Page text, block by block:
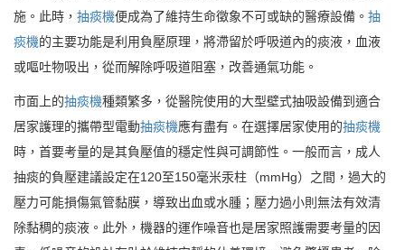
施。此時， 抽痰機便成為了維持生命徵象不可或缺的醫療設備。 抽
痰機的主要功能是利用負壓原理，將滯留於呼吸道內的痰液，血液
或嘔吐物吸出，從而解除呼吸道阻塞，改善通氣功能。
市面上的抽痰機種類繁多，從醫院使用的大型壁式抽吸設備到適合
居家護理的攜帶型電動抽痰機應有盡有。在選擇居家使用的抽痰機
時，首要考量的是其負壓值的穩定性與可調節性。一般而言，成人
抽痰的負壓建議設定在120至150毫米汞柱（mmHg）之間，過大的
壓力可能損傷氣管黏膜，導致出血或水腫；壓力過小則無法有效清
除黏稠的痰液。此外，機器的運作噪音也是居家照護需要考量的因